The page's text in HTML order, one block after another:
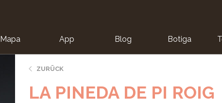
Mapa App Blog Botiga
ZURÜCK
LA PINEDA DE PI ROIG